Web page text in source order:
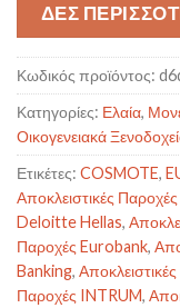
ΔΕΣ
Κωδικός προϊόντος:
Κατηγορίες: Ελαία,
Οικογενειακά
Ετικέτες: COSMOTE,
Αποκλειστικές
Deloitte Hellas,
Παροχές Eurobank,
Banking,
Παροχές INTRUM,